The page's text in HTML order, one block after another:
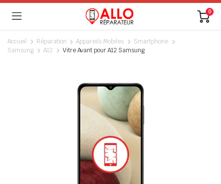
0
Accueil Réparation Appareils Mobiles
Smartphone
Samsung
A12 Vitre Avant pour A12 Samsung